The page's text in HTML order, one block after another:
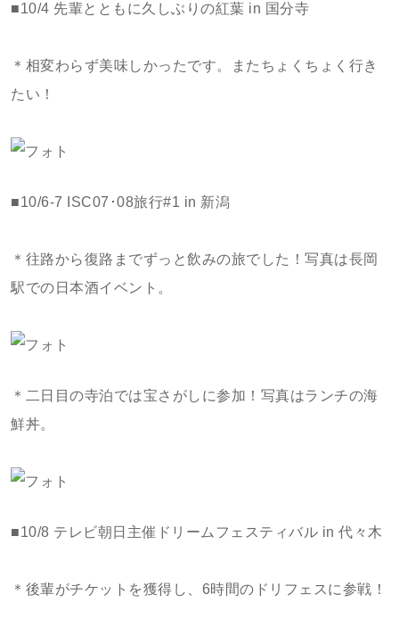
■10/4 先輩とともに久しぶりの紅葉 in 国分寺
＊相変わらず美味しかったです。またちょくちょく行き
たい！
■10/6-7 ISC07･08旅行#1 in 新潟
＊往路から復路までずっと飲みの旅でした！写真は長岡
駅での日本酒イベント。
＊二日目の寺泊では宝さがしに参加！写真はランチの海
鮮丼。
■10/8 テレビ朝日主催ドリームフェスティバル in 代々木
＊後輩がチケットを獲得し、6時間のドリフェスに参戦！